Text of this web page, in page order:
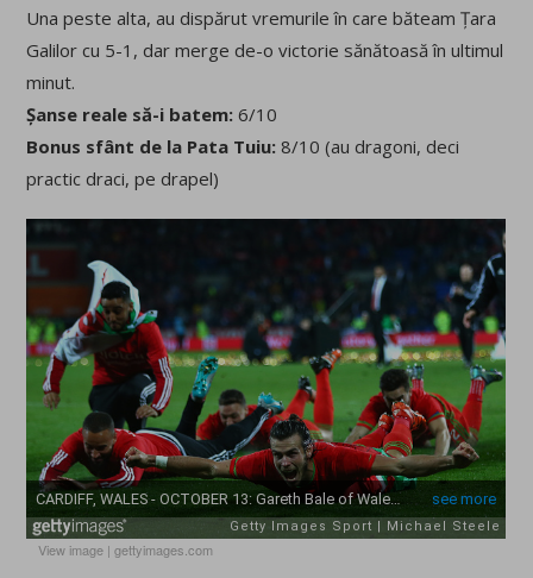
Una peste alta, au dispărut vremurile în care băteam Țara
Galilor cu 5-1, dar merge de-o victorie sănătoasă în ultimul
minut.
Șanse reale să-i batem: 6/10
Bonus sfânt de la Pata Tuiu: 8/10 (au dragoni, deci
practic draci, pe drapel)
View image |gettyimages.com